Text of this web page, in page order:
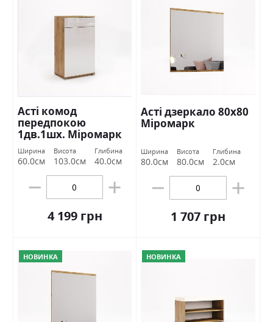
Асті комод
передпокою
1дв.1шх. Міромарк
Ширина
60.0см
Висота
103.0см
Глибина
40.0см
4 199 грн
Асті дзеркало 80х80
Міромарк
Ширина
80.0см
Висота
80.0см
Глибина
2.0см
1 707 грн
НОВИНКА НОВИНКА